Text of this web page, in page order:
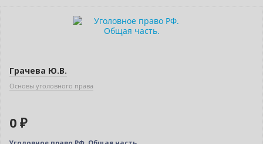
Грачева Ю.В.
Основы уголовного права
0 ₽